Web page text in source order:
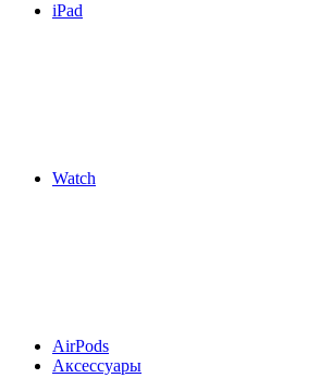
iPad
Watch
AirPods
Аксессуары